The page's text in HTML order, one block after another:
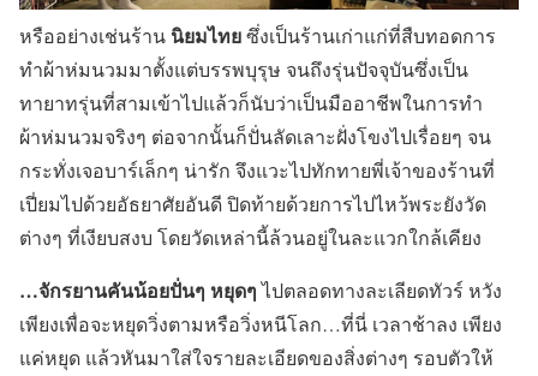
หรืออย่างเช่นร้าน นิยมไทยซึ่งเป็นร้านเก่าแก่ที่สืบทอดการ
ทำผ้าห่มนวมมาตั้งแต่บรรพบุรุษ จนถึงรุ่นปัจจุบันซึ่งเป็น
ทายาทรุ่นที่สามเข้าไปแล้วก็นับว่าเป็นมืออาชีพในการทำ
ผ้าห่มนวมจริงๆ ต่อจากนั้นก็ปั่นลัดเลาะฝั่งโขงไปเรื่อยๆ จน
กระทั่งเจอบาร์เล็กๆ น่ารัก จึงแวะไปทักทายพี่เจ้าของร้านที่
เปี่ยมไปด้วยอัธยาศัยอันดี ปิดท้ายด้วยการไปไหว้พระยังวัด
ต่างๆ ที่เงียบสงบ โดยวัดเหล่านี้ล้วนอยู่ในละแวกใกล้เคียง
…จักรยานคันน้อยปั่นๆ หยุดๆไปตลอดทางละเลียดทัวร์ หวัง
เพียงเพื่อจะหยุดวิ่งตามหรือวิ่งหนีโลก…ที่นี่ เวลาช้าลง เพียง
แค่หยุด แล้วหันมาใส่ใจรายละเอียดของสิ่งต่างๆ รอบตัวให้